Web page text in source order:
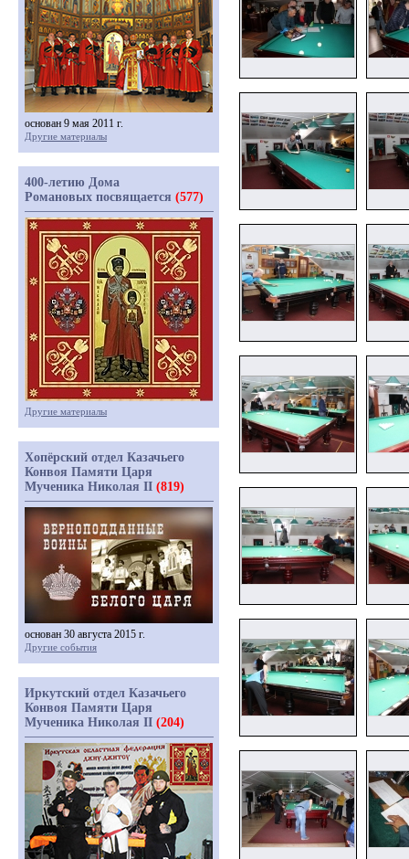
основан 9 мая 2011 г.
Другие материалы
400-летию Дома
Романовых посвящается (577)
Другие материалы
Хопёрский отдел Казачьего
Конвоя Памяти Царя
Мученика Николая II (819)
основан 30 августа 2015 г.
Другие события
Иркутский отдел Казачьего
Конвоя Памяти Царя
Мученика Николая II (204)